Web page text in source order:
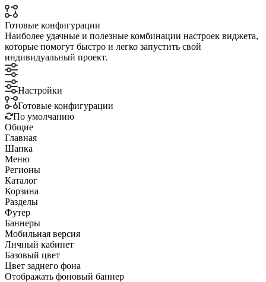
Готовые конфигурации
Наиболее удачные и полезные комбинации настроек виджета,
которые помогут быстро и легко запустить свой
индивидуальный проект.
Настройки
Готовые конфигурации
По умолчанию
Общие
Главная
Шапка
Меню
Регионы
Каталог
Корзина
Разделы
Футер
Баннеры
Мобильная версия
Личный кабинет
Базовый цвет
Цвет заднего фона
Отображать фоновый баннер